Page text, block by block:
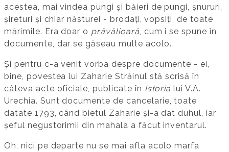
acestea, mai vindea pungi și băieri de pungi, șnururi,
șireturi și chiar năsturei - brodați, vopsiți, de toate
mărimile. Era doar o prăvălioară, cum i se spune în
documente, dar se găseau multe acolo.
Și pentru c-a venit vorba despre documente - ei,
bine, povestea lui Zaharie Străinul stă scrisă în
câteva acte oficiale, publicate în Istoria lui V.A.
Urechia. Sunt documente de cancelarie, toate
datate 1793, când bietul Zaharie și-a dat duhul, iar
șeful negustorimii din mahala a făcut inventarul.
Oh, nici pe departe nu se mai afla acolo marfa